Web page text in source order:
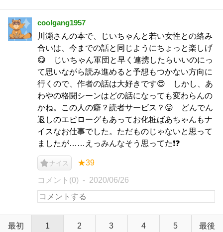
coolgang1957
川瀬さんの本で、じいちゃんと若い女性との絡み
合いは、今までの話と同じようにちょっと楽しげ
😋 じいちゃん軍団と早く連携したらいいのにっ
て思いながら読み進めると予想もつかない方向に
行くので、作者の話は大好きです😍 しかし、あ
わやの格闘シーンはどの話になっても変わらんの
かね。この人の癖？読者サービス？😛 どんでん
返しのエピローグもあってお化粧ばあちゃんもナ
イスなお仕事でした。ただものじゃないと思って
ましたが……えっみんなそう思ってた❗️❓
ナイス ★39
コメント(0) 2020/06/26
最初 1 2 3 4 5 最後